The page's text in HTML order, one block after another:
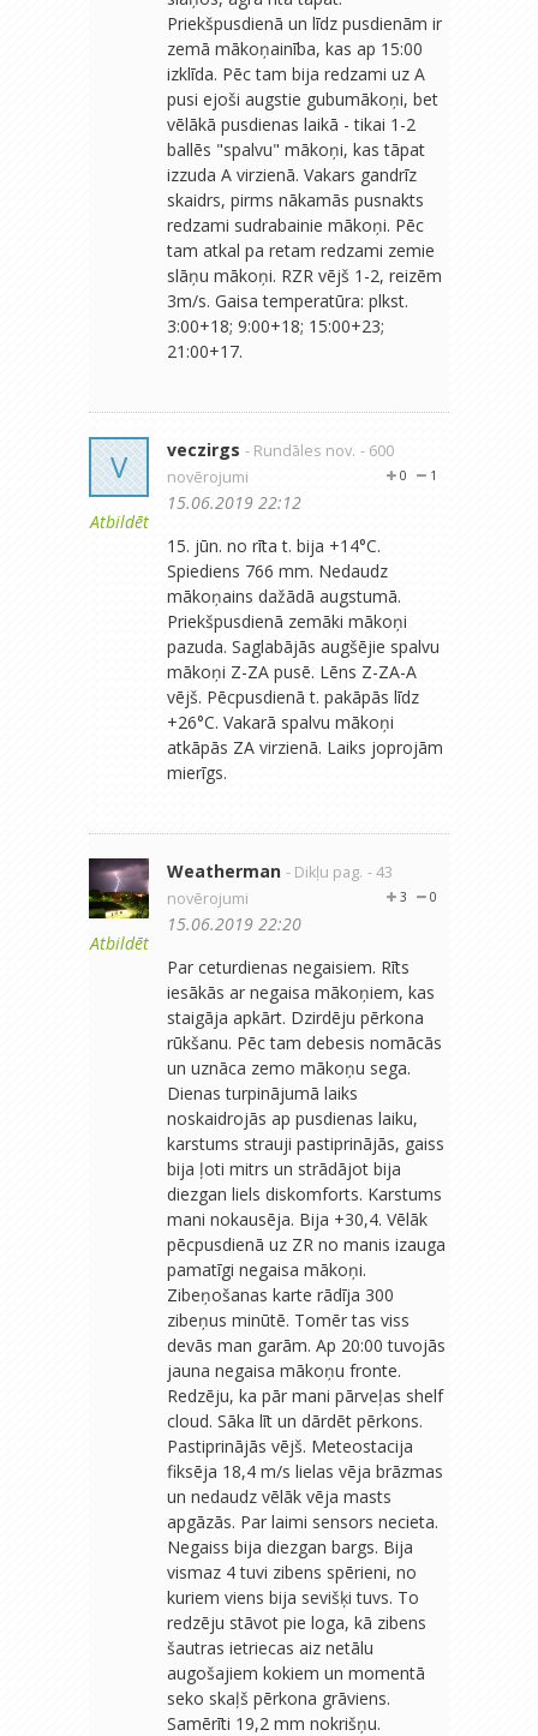
Priekšpusdienā un līdz pusdienām ir
zemā mākoņainība, kas ap 15:00
izklīda. Pēc tam bija redzami uz A
pusi ejoši augstie gubumākoņi, bet
vēlākā pusdienas laikā - tikai 1-2
ballēs "spalvu" mākoņi, kas tāpat
izzuda A virzienā. Vakars gandrīz
skaidrs, pirms nākamās pusnakts
redzami sudrabainie mākoņi. Pēc
tam atkal pa retam redzami zemie
slāņu mākoņi. RZR vējš 1-2, reizēm
3m/s. Gaisa temperatūra: plkst.
3:00+18; 9:00+18; 15:00+23;
21:00+17.
V
Atbildēt
veczirgs - Rundāles nov. - 600
novērojumi
1
0
15.06.2019 22:12
15. jūn. no rīta t. bija +14°C.
Spiediens 766 mm. Nedaudz
mākoņains dažādā augstumā.
Priekšpusdienā zemāki mākoņi
pazuda. Saglabājās augšējie spalvu
mākoņi Z-ZA pusē. Lēns Z-ZA-A
vējš. Pēcpusdienā t. pakāpās līdz
+26°C. Vakarā spalvu mākoņi
atkāpās ZA virzienā. Laiks joprojām
mierīgs.
Atbildēt
Weatherman - Dikļu pag. - 43
novērojumi
0
3
15.06.2019 22:20
Par ceturdienas negaisiem. Rīts
iesākās ar negaisa mākoņiem, kas
staigāja apkārt. Dzirdēju pērkona
rūkšanu. Pēc tam debesis nomācās
un uznāca zemo mākoņu sega.
Dienas turpinājumā laiks
noskaidrojās ap pusdienas laiku,
karstums strauji pastiprinājās, gaiss
bija ļoti mitrs un strādājot bija
diezgan liels diskomforts. Karstums
mani nokausēja. Bija +30,4. Vēlāk
pēcpusdienā uz ZR no manis izauga
pamatīgi negaisa mākoņi.
Zibeņošanas karte rādīja 300
zibeņus minūtē. Tomēr tas viss
devās man garām. Ap 20:00 tuvojās
jauna negaisa mākoņu fronte.
Redzēju, ka pār mani pārveļas shelf
cloud. Sāka līt un dārdēt pērkons.
Pastiprinājās vējš. Meteostacija
fiksēja 18,4 m/s lielas vēja brāzmas
un nedaudz vēlāk vēja masts
apgāzās. Par laimi sensors necieta.
Negaiss bija diezgan bargs. Bija
vismaz 4 tuvi zibens spērieni, no
kuriem viens bija sevišķi tuvs. To
redzēju stāvot pie loga, kā zibens
šautras ietriecas aiz netālu
augošajiem kokiem un momentā
seko skaļš pērkona grāviens.
Samērīti 19,2 mm nokrišņu.